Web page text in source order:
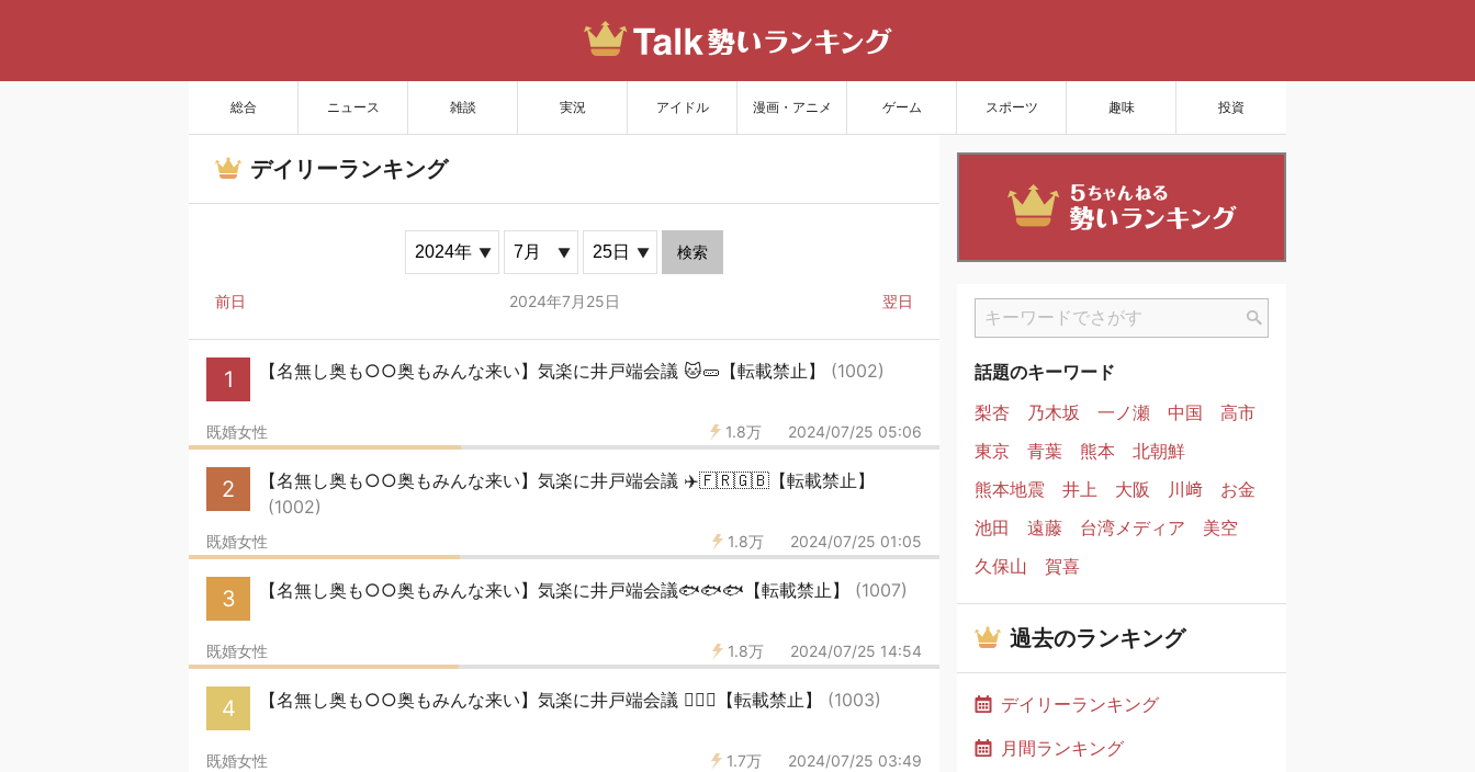
総合 ニュース 雑談 実況 アイドル 漫画・アニメ ゲーム スポーツ 趣味 投資
サイトを更新
デイリーランキング
検索
前日 2024年7月25日 翌日
1 【名無し奥も○○奥もみんな来い】気楽に井戸端会議 🐱🥒【転載禁止】 (1002)
1.8万 2024/07/25 05:06
既婚女性
2
【名無し奥も○○奥もみんな来い】気楽に井戸端会議 ✈️🇫🇷🇬🇧【転載禁止】
(1002)
1.8万 2024/07/25 01:05
既婚女性
3 【名無し奥も○○奥もみんな来い】気楽に井戸端会議🐟🐟🐟【転載禁止】 (1007)
1.8万 2024/07/25 14:54
既婚女性
4 【名無し奥も○○奥もみんな来い】気楽に井戸端会議 👯‍♀️✨【転載禁止】 (1003)
1.7万 2024/07/25 03:49
既婚女性
話題のキーワード
梨杏
乃木坂 一ノ瀬 中国
高市
東京
青葉 熊本
北朝鮮
熊本地震
井上 大阪 川﨑
お金
池田
遠藤 台湾メディア
美空
久保山
賀喜
過去のランキング
デイリーランキング
月間ランキング